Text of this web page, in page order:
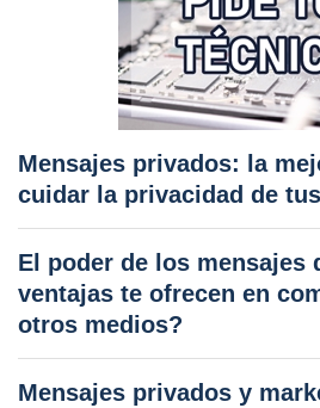
Mensajes privados: la
cuidar la privacidad de
El poder de los mensajes
ventajas te ofrecen en
otros medios?
Mensajes privados y